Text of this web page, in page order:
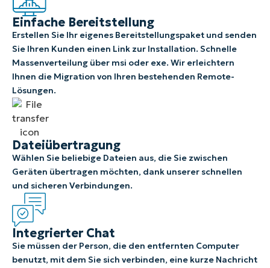
Einfache Bereitstellung
Erstellen Sie Ihr eigenes Bereitstellungspaket und senden
Sie Ihren Kunden einen Link zur Installation. Schnelle
Massenverteilung über msi oder exe. Wir erleichtern
Ihnen die Migration von Ihren bestehenden Remote-
Lösungen.
Dateiübertragung
Wählen Sie beliebige Dateien aus, die Sie zwischen
Geräten übertragen möchten, dank unserer schnellen
und sicheren Verbindungen.
Integrierter Chat
Sie müssen der Person, die den entfernten Computer
benutzt, mit dem Sie sich verbinden, eine kurze Nachricht